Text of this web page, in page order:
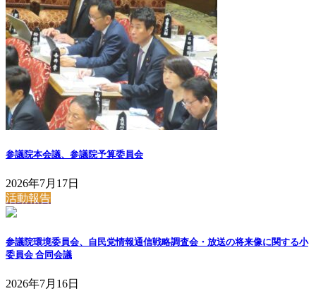
参議院本会議、参議院予算委員会
2026年7月17日
活動報告
参議院環境委員会、自民党情報通信戦略調査会・放送の将来像に関する小
委員会 合同会議
2026年7月16日